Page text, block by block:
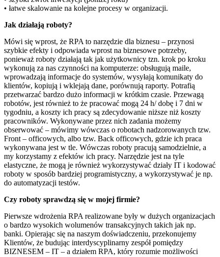
• łatwe skalowanie na kolejne procesy w organizacji.
Jak działają roboty?
Mówi się wprost, że RPA to narzędzie dla biznesu – przynosi
szybkie efekty i odpowiada wprost na biznesowe potrzeby,
ponieważ roboty działają tak jak użytkownicy tzn. krok po kroku
wykonują za nas czynności na komputerze: obsługują maile,
wprowadzają informacje do systemów, wysyłają komunikaty do
klientów, kopiują i wklejają dane, porównują raporty. Potrafią
przetwarzać bardzo dużo informacji w krótkim czasie. Przewagą
robotów, jest również to że pracować mogą 24 h/ dobę i 7 dni w
tygodniu, a koszty ich pracy są zdecydowanie niższe niż koszty
pracowników. Wykonywane przez nich zadania możemy
obserwować – mówimy wówczas o robotach nadzorowanych tzw.
Front – officowych, albo tzw. Back officowych, gdzie ich praca
wykonywana jest w tle. Wówczas roboty pracują samodzielnie, a
my korzystamy z efektów ich pracy. Narzędzie jest na tyle
elastyczne, że mogą je również wykorzystywać działy IT i kodować
roboty w sposób bardziej programistyczny, a wykorzystywać je np.
do automatyzacji testów.
Czy roboty sprawdzą się w mojej firmie?
Pierwsze wdrożenia RPA realizowane były w dużych organizacjach
o bardzo wysokich wolumenów transakcyjnych takich jak np.
banki. Opierając się na naszym doświadczeniu, przekonujemy
Klientów, że budując interdyscyplinarny zespół pomiędzy
BIZNESEM – IT – a działem RPA, który rozumie możliwości